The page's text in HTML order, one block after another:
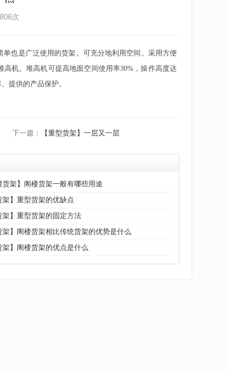
次
也是广泛使用的货架。可充分地利用空间。采用方便
机。堆高机可提高地面空间使用率30%，操作高度达
提供的产品保护。
下一篇： 【重型货架】一层又一层
货架】阁楼货架一般有哪些用途
架】重型货架的优缺点
架】重型货架的固定方法
架】阁楼货架相比传统货架的优势是什么
架】阁楼货架的优点是什么